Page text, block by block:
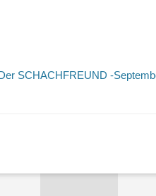
SCHACHFREUND -